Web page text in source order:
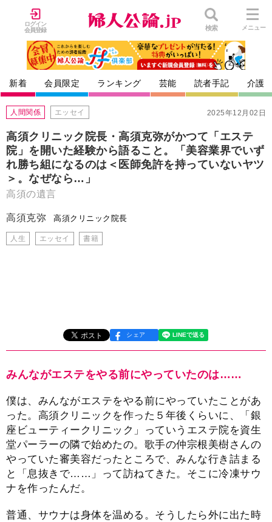
ログイン
会員登録
検索 メニュー
新着 会員限定 ランキング 芸能 読者手記 介護
2025年12月02日
人間関係 エッセイ
高須クリニック院長・高須克弥がかつて「エステ
院」を開いた経験から語ること。「美容業界でいず
れ勝ち組になるのは＜医師免許を持っていないヤツ
＞。なぜなら…」
高須の遺言
高須克弥 高須クリニック院長
人生 エッセイ 書籍
シェア
みんながエステをやる前にやっていたのは……
僕は、みんながエステをやる前にやっていたことがあ
った。高須クリニックを作った５年後くらいに、「銀
座ビューティークリニック」っていうエステ院を資生
堂パーラーの隣で始めたの。歌手の仲宗根美樹さんの
やっていた審美容だったところで、みんな行き詰まる
と「息抜きで……」って訪ねてきた。そこに冷凍サウ
ナを作ったんだ。
普通、サウナは身体を温める。そうしたら外に出た時